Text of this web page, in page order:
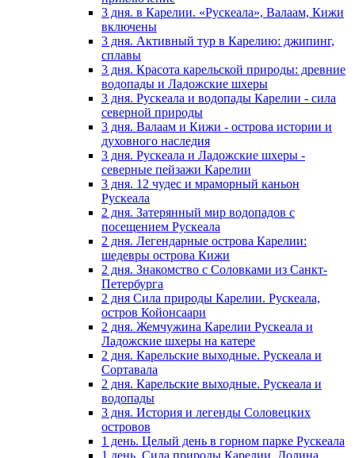
3 дня. в Карелии. «Рускеала», Валаам, Кижи
включены
3 дня. Активный тур в Карелию: джипинг,
сплавы
3 дня. Красота карельской природы: древние
водопады и Ладожские шхеры
3 дня. Рускеала и водопады Карелии - сила
северной природы
3 дня. Валаам и Кижи - острова истории и
духовного наследия
3 дня. Рускеала и Ладожские шхеры -
северные пейзажи Карелии
3 дня. 12 чудес и мраморный каньон
Рускеала
2 дня. Затерянный мир водопадов с
посещением Рускеала
2 дня. Легендарные острова Карелии:
шедевры острова Кижи
2 дня. Знакомство с Соловками из Санкт-
Петербурга
2 дня Сила природы Карелии. Рускеала,
остров Койонсаари
2 дня. Жемчужина Карелии Рускеала и
Ладожские шхеры на катере
2 дня. Карельские выходные. Рускеала и
Сортавала
2 дня. Карельские выходные. Рускеала и
водопады
3 дня. История и легенды Соловецких
островов
1 день. Целый день в горном парке Рускеала
1 день. Сила природы Карелии. Долина